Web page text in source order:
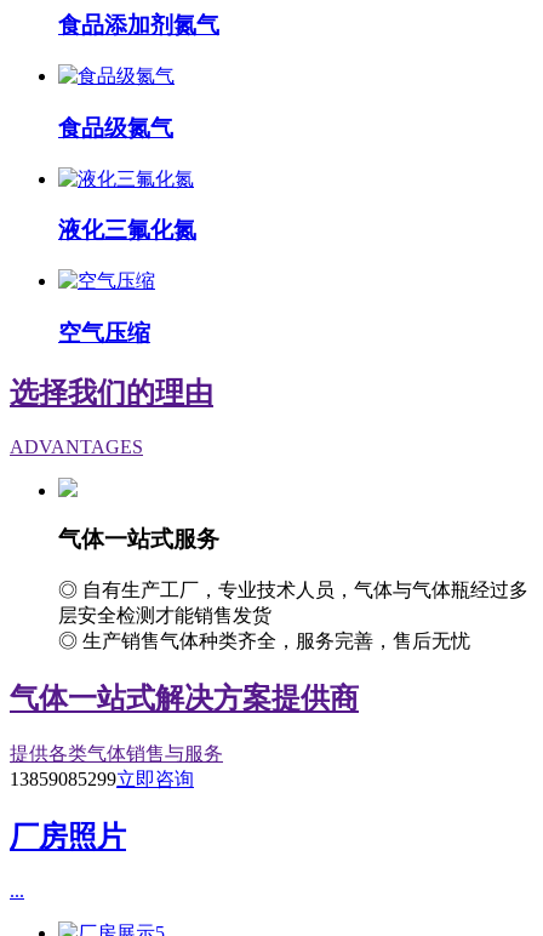
食品添加剂氮气
食品级氮气
液化三氟化氮
空气压缩
选择我们的理由
ADVANTAGES
气体一站式服务
◎ 自有生产工厂，专业技术人员，气体与气体瓶经过多
层安全检测才能销售发货
◎ 生产销售气体种类齐全，服务完善，售后无忧
气体一站式解决方案提供商
提供各类气体销售与服务
13859085299立即咨询
厂房照片
...